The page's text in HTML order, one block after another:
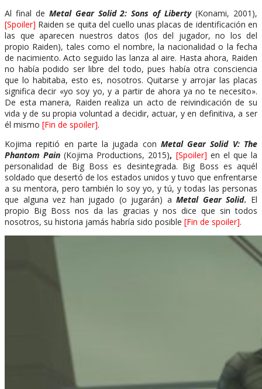
Al final de Metal Gear Solid 2: Sons of Liberty(Konami, 2001),
[Spoiler] Raiden se quita del cuello unas placas de identificación en
las que aparecen nuestros datos (los del jugador, no los del
propio Raiden), tales como el nombre, la nacionalidad o la fecha
de nacimiento. Acto seguido las lanza al aire. Hasta ahora, Raiden
no había podido ser libre del todo, pues había otra consciencia
que lo habitaba, esto es, nosotros. Quitarse y arrojar las placas
significa decir «yo soy yo, y a partir de ahora ya no te necesito».
De esta manera, Raiden realiza un acto de reivindicación de su
vida y de su propia voluntad a decidir, actuar, y en definitiva, a ser
él mismo [Fin de spoiler].
Kojima repitió en parte la jugada con Metal Gear Solid V: The
Phantom Pain(Kojima Productions, 2015), [Spoiler] en el que la
personalidad de Big Boss es desintegrada. Big Boss es aquél
soldado que desertó de los estados unidos y tuvo que enfrentarse
a su mentora, pero también lo soy yo, y tú, y todas las personas
que alguna vez han jugado (o jugarán) aMetal Gear Solid. El
propio Big Boss nos da las gracias y nos dice que sin todos
nosotros, su historia jamás habría sido posible [Fin de spoiler].